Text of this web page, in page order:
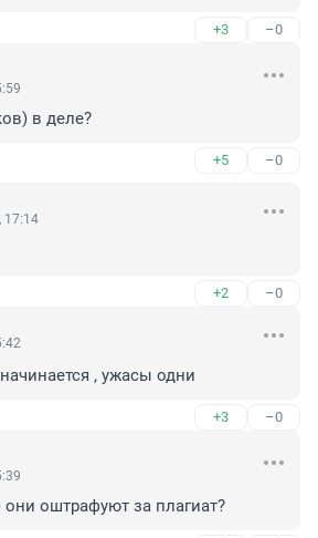
+3 –0
в деле?
+5 –0
17:14
+2 –0
, ужасы одни
+3 –0
они оштрафуют за плагиат?